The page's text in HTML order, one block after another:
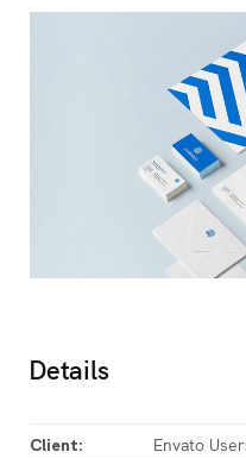
Details
Client: Envato